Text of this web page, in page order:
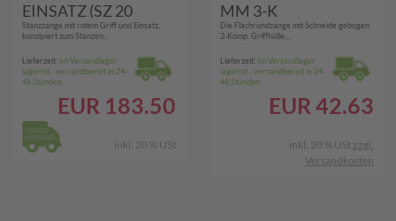
EINSATZ (SZ 20
UNIVOLT)
Stanzzange mit rotem Griff und Einsatz,
konzipiert zum Stanzen...
Lieferzeit: Im Versandlager
lagernd - versandbereit in 24-
48 Stunden
EUR 183.50
inkl. 20 % USt
MM 3-K
(FLACHRUNDZANGE
)
Die Flachrundzange mit Schneide gebogen
2-Komp. Griffhülle,...
Lieferzeit: Im Versandlager
lagernd - versandbereit in 24-
48 Stunden
EUR 42.63
inkl. 20 % USt zzgl.
Versandkosten